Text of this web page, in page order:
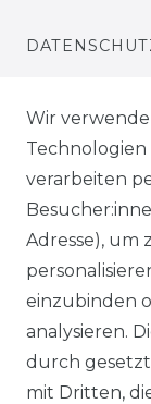
AGB
SHOP
B2B
WUNSCHLISTE
Wir
verarbeiten
Adresse), um
einzubinden
analysieren.
durch
mit Dritten,